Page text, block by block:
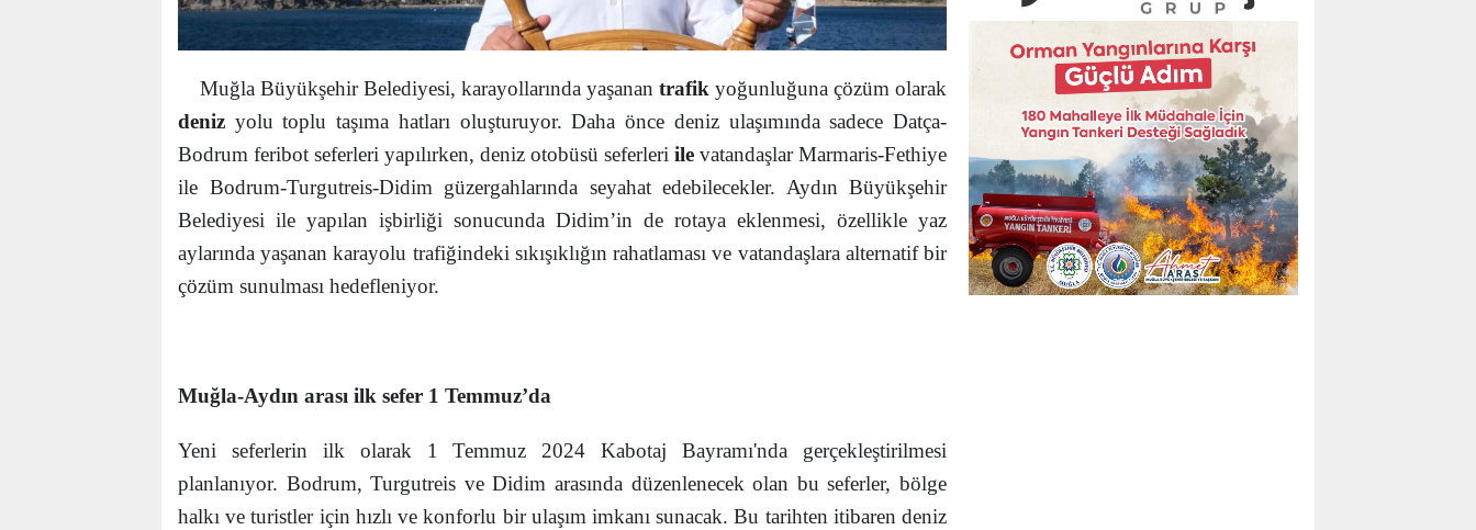
Muğla Büyükşehir Belediyesi, karayollarında yaşanan trafik yoğunluğuna çözüm olarak
deniz yolu toplu taşıma hatları oluşturuyor. Daha önce deniz ulaşımında sadece Datça-
Bodrum feribot seferleri yapılırken, deniz otobüsü seferleri ile vatandaşlar Marmaris-Fethiye
ile Bodrum-Turgutreis-Didim güzergahlarında seyahat edebilecekler. Aydın Büyükşehir
Belediyesi ile yapılan işbirliği sonucunda Didim’in de rotaya eklenmesi, özellikle yaz
aylarında yaşanan karayolu trafiğindeki sıkışıklığın rahatlaması ve vatandaşlara alternatif bir
çözüm sunulması hedefleniyor.
Muğla-Aydın arası ilk sefer 1 Temmuz’da
Yeni seferlerin ilk olarak 1 Temmuz 2024 Kabotaj Bayramı'nda gerçekleştirilmesi
planlanıyor. Bodrum, Turgutreis ve Didim arasında düzenlenecek olan bu seferler, bölge
halkı ve turistler için hızlı ve konforlu bir ulaşım imkanı sunacak. Bu tarihten itibaren deniz